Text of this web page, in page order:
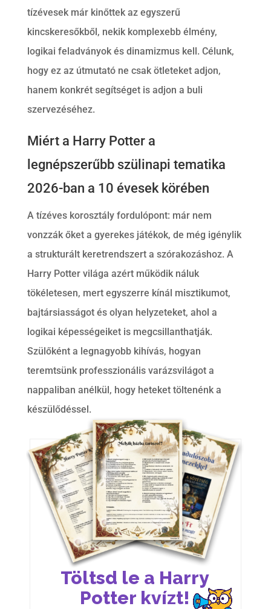
tízévesek már kinőttek az egyszerű
kincskeresőkből, nekik komplexebb élmény,
logikai feladványok és dinamizmus kell. Célunk,
hogy ez az útmutató ne csak ötleteket adjon,
hanem konkrét segítséget is adjon a buli
szervezéséhez.
Miért a Harry Potter a
legnépszerűbb szülinapi tematika
2026-ban a 10 évesek körében
A tízéves korosztály fordulópont: már nem
vonzzák őket a gyerekes játékok, de még igénylik
a strukturált keretrendszert a szórakozáshoz. A
Harry Potter világa azért működik náluk
tökéletesen, mert egyszerre kínál misztikumot,
bajtársiasságot és olyan helyzeteket, ahol a
logikai képességeiket is megcsillanthatják.
Szülőként a legnagyobb kihívás, hogyan
teremtsünk professzionális varázsvilágot a
nappaliban anélkül, hogy heteket töltenénk a
készülődéssel.
Töltsd le a Harry
Potter kvízt!